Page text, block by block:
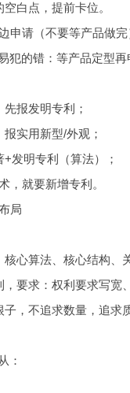
白点，提前卡位。
申请（不要等产品做完
犯的错：等产品定型
报发明专利；
实用新型/外观；
发明专利（算法）；
，就要新增专利。
局
核心算法、核心结构、
，要求：权利要求写宽
子，不追求数量，追求
：